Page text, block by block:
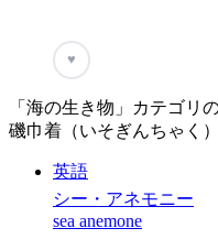
♥
「海の生き物」カテゴリ
磯巾着（いそぎんちゃく）
英語
シー・アネモニー
sea anemone